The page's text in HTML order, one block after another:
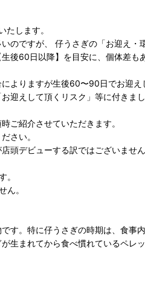
します。
のですが、 仔うさぎの「お迎え
後60日以降】を目安に、個体差
よりますが生後60〜90日でお迎え
迎えして頂くリスク」等に付きま
ご紹介させていただきます。
さい。
頭デビューする訳ではございませ
。
ん。
す。特に仔うさぎの時期は、食事
生まれてから食べ慣れているペレ